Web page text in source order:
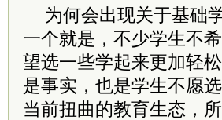
为何会出现关于基础
一个就是，不少学生不
望选一些学起来更加轻
是事实，也是学生不愿
当前扭曲的教育生态，